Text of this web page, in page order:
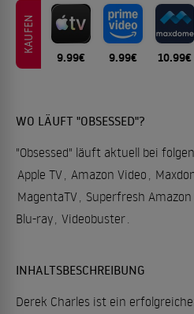
KAUFEN
9.99€ 9.99€ 10.99€
WO LÄUFT "OBSESSED"?
"Obsessed" läuft aktuell bei
Apple TV Amazon Video
MagentaTV Superfresh Amazon
Blu-ray Videobuster
INHALTSBESCHREIBUNG
Derek Charles ist ein